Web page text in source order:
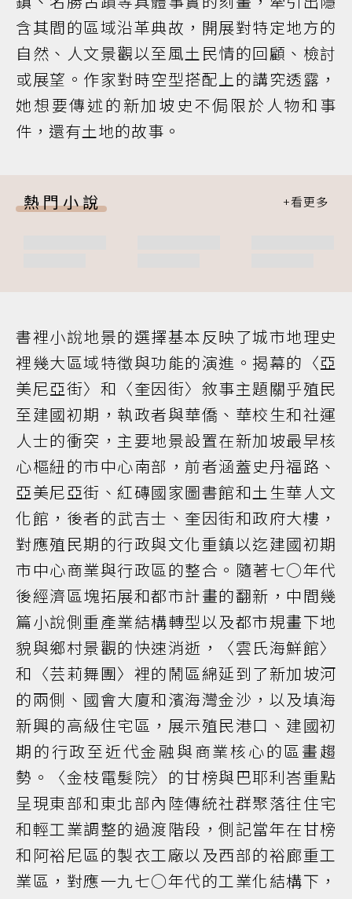
含其間的區域沿革典故，開展對特定地方的
自然、人文景觀以至風土民情的回顧、檢討
或展望。作家對時空型搭配上的講究透露，
她想要傳述的新加坡史不侷限於人物和事
件，還有土地的故事。
熱門小說
書裡小說地景的選擇基本反映了城市地理史
裡幾大區域特徵與功能的演進。揭幕的〈亞
美尼亞街〉和〈奎因街〉敘事主題關乎殖民
至建國初期，執政者與華僑、華校生和社運
人士的衝突，主要地景設置在新加坡最早核
心樞紐的市中心南部，前者涵蓋史丹福路、
亞美尼亞街、紅磚國家圖書館和土生華人文
化館，後者的武吉士、奎因街和政府大樓，
對應殖民期的行政與文化重鎮以迄建國初期
市中心商業與行政區的整合。隨著七○年代
後經濟區塊拓展和都市計畫的翻新，中間幾
篇小說側重產業結構轉型以及都市規畫下地
貌與鄉村景觀的快速消逝，〈雲氏海鮮館〉
和〈芸莉舞團〉裡的鬧區綿延到了新加坡河
的兩側、國會大廈和濱海灣金沙，以及填海
新興的高級住宅區，展示殖民港口、建國初
期的行政至近代金融與商業核心的區畫趨
勢。〈金枝電髮院〉的甘榜與巴耶利峇重點
呈現東部和東北部內陸傳統社群聚落往住宅
和輕工業調整的過渡階段，側記當年在甘榜
和阿裕尼區的製衣工廠以及西部的裕廊重工
業區，對應一九七○年代的工業化結構下，